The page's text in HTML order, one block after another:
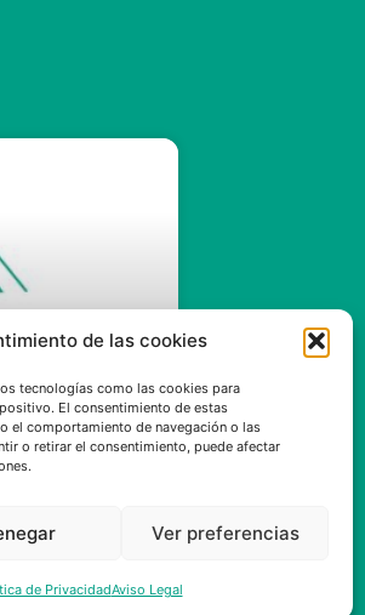
de las cookies
tecnologías como las cookies para
El consentimiento de estas
el comportamiento de navegación o las
o retirar el consentimiento, puede afectar
Ver preferencias
de PrivacidadAviso Legal
vidas
de los
y